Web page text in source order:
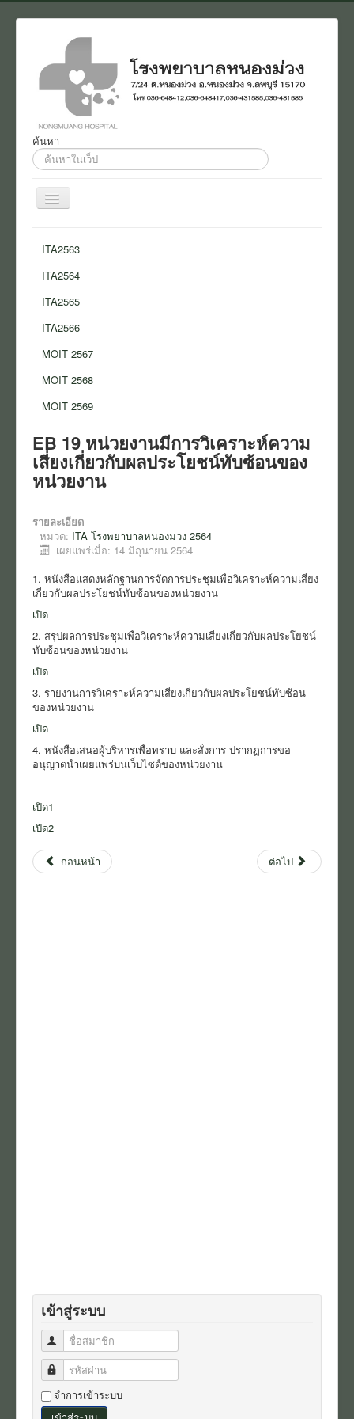
ค้นหา
ค้นหา...
สลับ
เน
เก
ชั่น
ข่าว
สมัครงาน
งานจัดซื้อจัดจ้าง
การเงิน
แบบแสดง สขร.
ITA โรงพยาบาลหนองม่วง
ITA สสอ.หนองม่วง
งานอาชีวอนามัยและความปลอดภัย
ITA2563
ITA2564
ITA2565
ITA2566
MOIT 2567
MOIT 2568
MOIT 2569
EB 19 หน่วยงานมีการวิเคราะห์ความ
เสี่ยงเกี่ยวกับผลประโยชน์ทับซ้อนของ
หน่วยงาน
รายละเอียด
หมวด: ITA โรงพยาบาลหนองม่วง 2564
เผยแพร่เมื่อ: 14 มิถุนายน 2564
1. หนังสือแสดงหลักฐานการจัดการประชุมเพื่อวิเคราะห์ความเสี่ยง
เกี่ยวกับผลประโยชน์ทับซ้อนของหน่วยงาน
เปิด
2. สรุปผลการประชุมเพื่อวิเคราะห์ความเสี่ยงเกี่ยวกับผลประโยชน์
ทับซ้อนของหน่วยงาน
เปิด
3. รายงานการวิเคราะห์ความเสี่ยงเกี่ยวกับผลประโยชน์ทับซ้อน
ของหน่วยงาน
เปิด
4. หนังสือเสนอผู้บริหารเพื่อทราบ และสั่งการ ปรากฏการขอ
อนุญาตนำเผยแพร่บนเว็บไซต์ของหน่วยงาน
เปิด1
เปิด2
ก่อนหน้า ต่อไป
เข้าสู่ระบบ
ชื่อสมาชิก
รหัสผ่าน
จำการเข้าระบบ